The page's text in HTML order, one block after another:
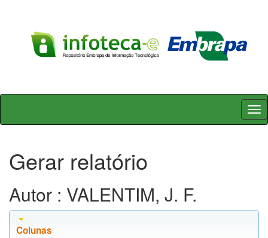
Skip
Gerar relatório
Autor : VALENTIM, J. F.
Colunas